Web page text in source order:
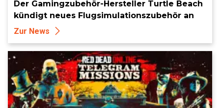
Der Gamingzubehör-Hersteller Turtle Beach
kündigt neues Flugsimulationszubehör an
Zur News